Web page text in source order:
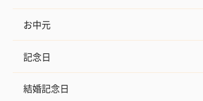
お中元
記念日
結婚記念日